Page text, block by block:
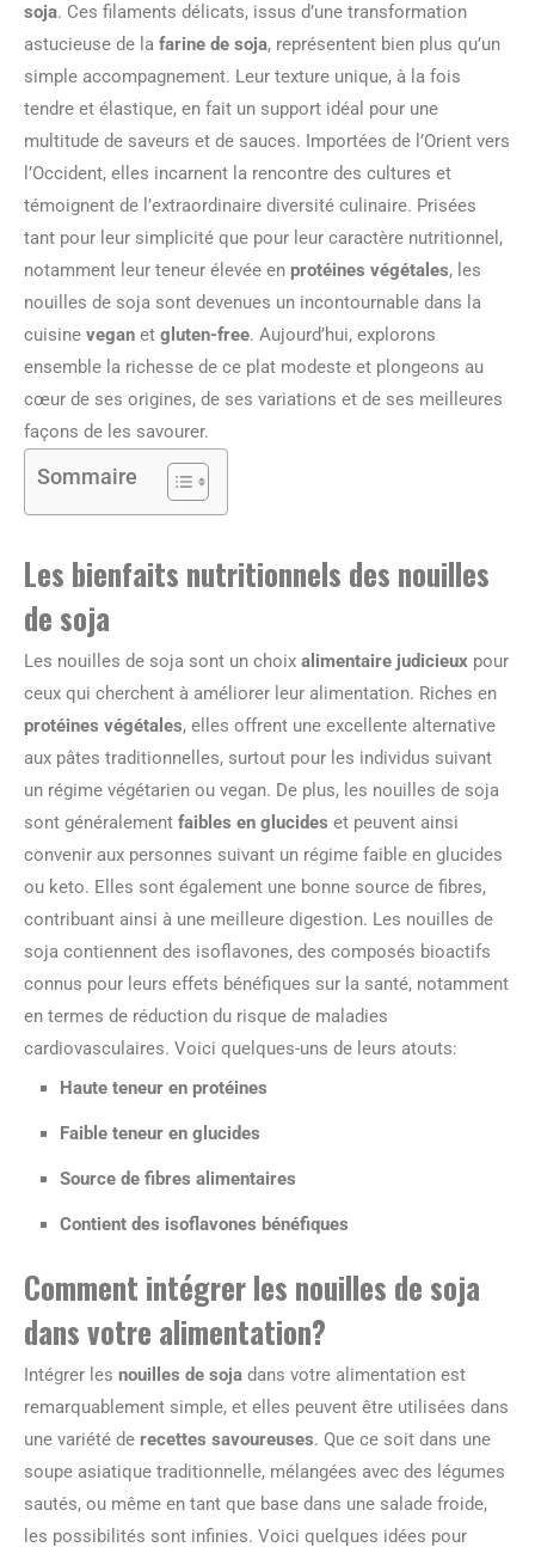
soja. Ces filaments délicats, issus d’une transformation
astucieuse de la farine de soja, représentent bien plus qu’un
simple accompagnement. Leur texture unique, à la fois
tendre et élastique, en fait un support idéal pour une
multitude de saveurs et de sauces. Importées de l’Orient vers
l’Occident, elles incarnent la rencontre des cultures et
témoignent de l’extraordinaire diversité culinaire. Prisées
tant pour leur simplicité que pour leur caractère nutritionnel,
notamment leur teneur élevée en protéines végétales, les
nouilles de soja sont devenues un incontournable dans la
cuisine vegan et gluten-free. Aujourd’hui, explorons
ensemble la richesse de ce plat modeste et plongeons au
cœur de ses origines, de ses variations et de ses meilleures
façons de les savourer.
Sommaire
Les bienfaits nutritionnels des nouilles
de soja
Les nouilles de soja sont un choix alimentaire judicieux pour
ceux qui cherchent à améliorer leur alimentation. Riches en
protéines végétales, elles offrent une excellente alternative
aux pâtes traditionnelles, surtout pour les individus suivant
un régime végétarien ou vegan. De plus, les nouilles de soja
sont généralement faibles en glucides et peuvent ainsi
convenir aux personnes suivant un régime faible en glucides
ou keto. Elles sont également une bonne source de fibres,
contribuant ainsi à une meilleure digestion. Les nouilles de
soja contiennent des isoflavones, des composés bioactifs
connus pour leurs effets bénéfiques sur la santé, notamment
en termes de réduction du risque de maladies
cardiovasculaires. Voici quelques-uns de leurs atouts:
Haute teneur en protéines
Faible teneur en glucides
Source de fibres alimentaires
Contient des isoflavones bénéfiques
Comment intégrer les nouilles de soja
dans votre alimentation?
Intégrer les nouilles de soja dans votre alimentation est
remarquablement simple, et elles peuvent être utilisées dans
une variété de recettes savoureuses. Que ce soit dans une
soupe asiatique traditionnelle, mélangées avec des légumes
sautés, ou même en tant que base dans une salade froide,
les possibilités sont infinies. Voici quelques idées pour